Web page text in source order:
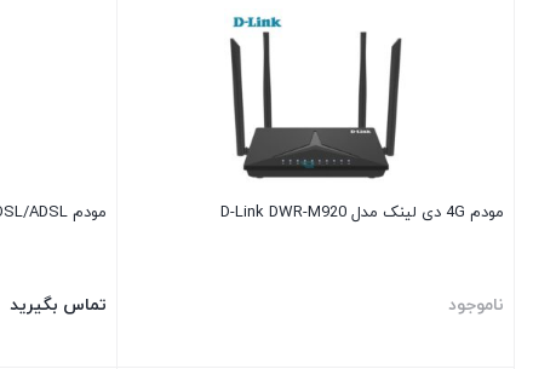
مودم 4G دی لینک مدل D-Link DWR-M920
ناموجود
مودم VDSL/ADSL وایرلس یوتل مدل Utel V301
تماس بگیرید